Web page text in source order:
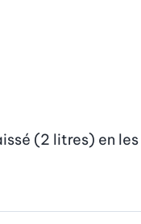
(2 litres) en